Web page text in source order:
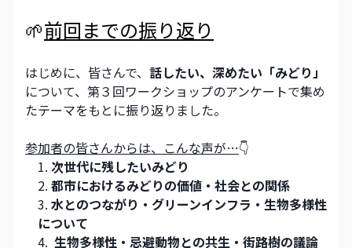
🌱前回までの振り返り
はじめに、皆さんで、 話したい、深めたい「みどり」
について、第３回ワークショップのアンケートで集め
たテーマをもとに振り返りました。
参加者の皆さんからは、こんな声が…👇
次世代に残したいみどり
都市におけるみどりの価値・社会との関係
水とのつながり・グリーンインフラ・生物多様性
について
生物多様性・忌避動物との共生・街路樹の議論